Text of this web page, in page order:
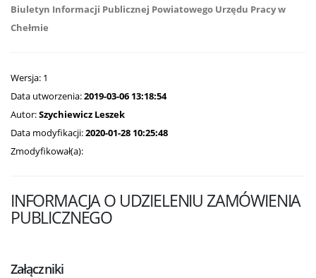
Biuletyn Informacji Publicznej Powiatowego Urzędu Pracy w
Chełmie
Wersja: 1
Data utworzenia:2019-03-06 13:18:54
Autor:Szychiewicz Leszek
Data modyfikacji:2020-01-28 10:25:48
Zmodyfikował(a):
INFORMACJA O UDZIELENIU ZAMÓWIENIA
PUBLICZNEGO
Załączniki